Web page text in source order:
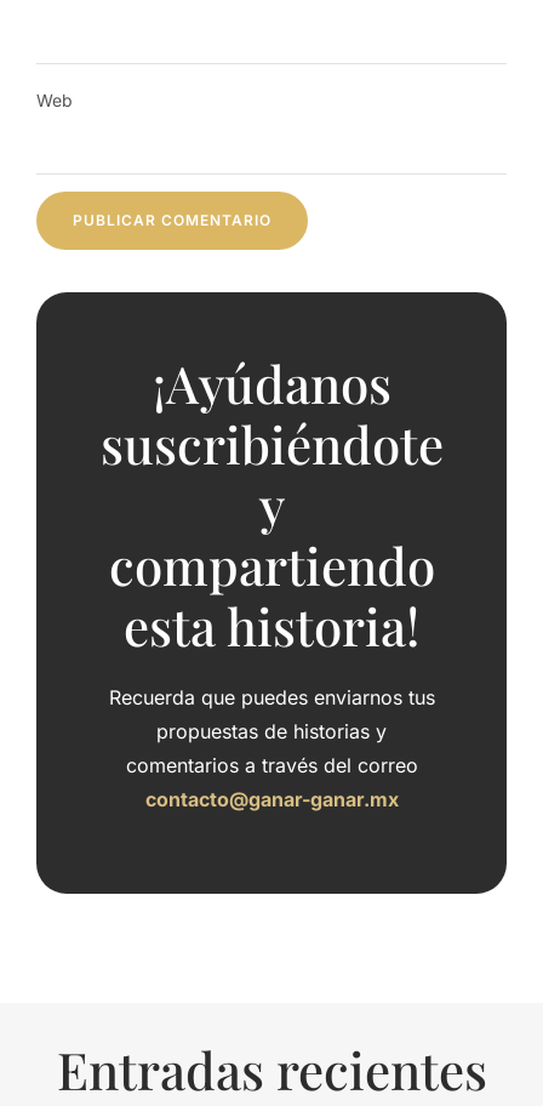
Web
¡Ayúdanos
suscribiéndote
y
compartiendo
esta historia!
Recuerda que puedes enviarnos tus
propuestas de historias y
comentarios a través del correo
contacto@ganar-ganar.mx
Entradas recientes